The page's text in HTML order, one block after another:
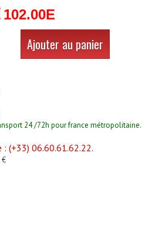
Egaliseurs
Amplifiées Actives
Système Amplifiés
102.00E
Ajouter au panier
24 /72h pour france métropolitaine.
: (+33) 06.60.61.62.22.
€